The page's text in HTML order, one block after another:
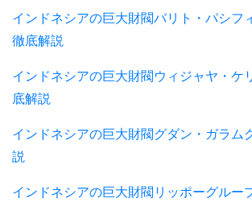
インドネシアの巨大財閥バリト・パシフ
徹底解説
インドネシアの巨大財閥ウィジャヤ・ケ
底解説
インドネシアの巨大財閥グダン・ガラム
説
インドネシアの巨大財閥リッポーグルー